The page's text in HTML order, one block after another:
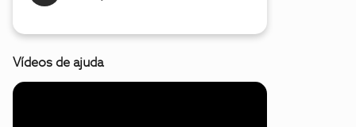
Vídeos de ajuda